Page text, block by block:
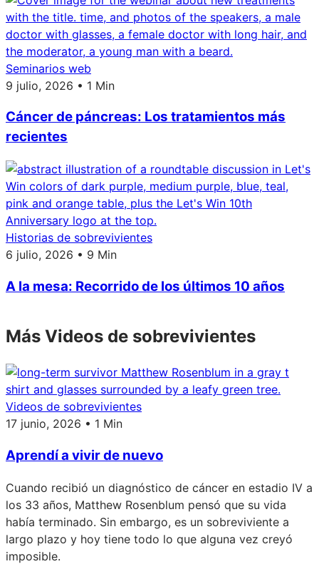
Seminarios web
9 julio, 2026 • 1 Min
Cáncer de páncreas: Los tratamientos más
recientes
Historias de sobrevivientes
6 julio, 2026 • 9 Min
A la mesa: Recorrido de los últimos 10 años
Más Videos de sobrevivientes
Videos de sobrevivientes
17 junio, 2026 • 1 Min
Aprendí a vivir de nuevo
Cuando recibió un diagnóstico de cáncer en estadio IV a
los 33 años, Matthew Rosenblum pensó que su vida
había terminado. Sin embargo, es un sobreviviente a
largo plazo y hoy tiene todo lo que alguna vez creyó
imposible.